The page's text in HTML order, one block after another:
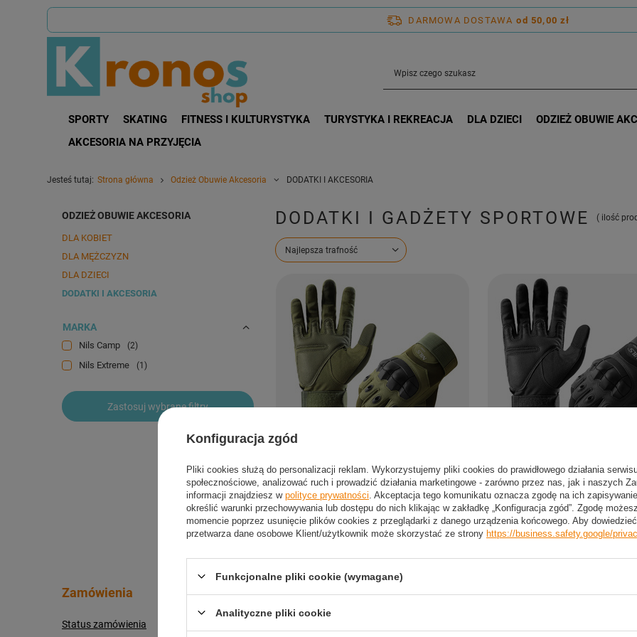
DARMOWA DOSTAWA od 50,00 zł
SPORTY SKATING FITNESS I KULTURYSTYKA TURYSTYKA I REKREACJA DLA DZIECI ODZIEŻ OBUWIE
AKCESORIA NA PRZYJĘCIA
Jesteś tutaj: Strona główna Odzież Obuwie Akcesoria DODATKI I AKCESORIA
ODZIEŻ OBUWIE AKCESORIA
DLA KOBIET
DLA MĘŻCZYZN
DLA DZIECI
DODATKI I AKCESORIA
MARKA
Nils Camp 2
Nils Extreme 1
Zastosuj wybrane filtry
DODATKI I GADŻETY SPORTOWE ( ilość
Zmień sortowanie
Najlepsza trafność
NILS Zielone Rękawice Taktyczne Ochronne
Kampingowe Survivalowe
47,04 zł / szt.
NILS Czarne Rękawice Taktyczne
Kampingowe Survivalowe
47,04 zł / szt.
Zamówienia
Status zamówienia
Konto Przydatne informacje
Konfiguracja zgód
Pliki cookies służą do personalizacji reklam. Wykorzystujemy pliki cookies do prawidłowego działania
społecznościowe, analizować ruch i prowadzić działania marketingowe - zarówno przez nas, jak i naszych
informacji znajdziesz w polityce prywatności . Akceptacja tego komunikatu oznacza zgodę na ich
określić warunki przechowywania lub dostępu do nich klikając w zakładkę „Konfiguracja zgód”. Zgodę
momencie poprzez usunięcie plików cookies z przeglądarki z danego urządzenia końcowego. Aby
przetwarza dane osobowe Klient/użytkownik może skorzystać ze strony https://business.safety.google/
Funkcjonalne pliki cookie (wymagane)
Analityczne pliki cookie